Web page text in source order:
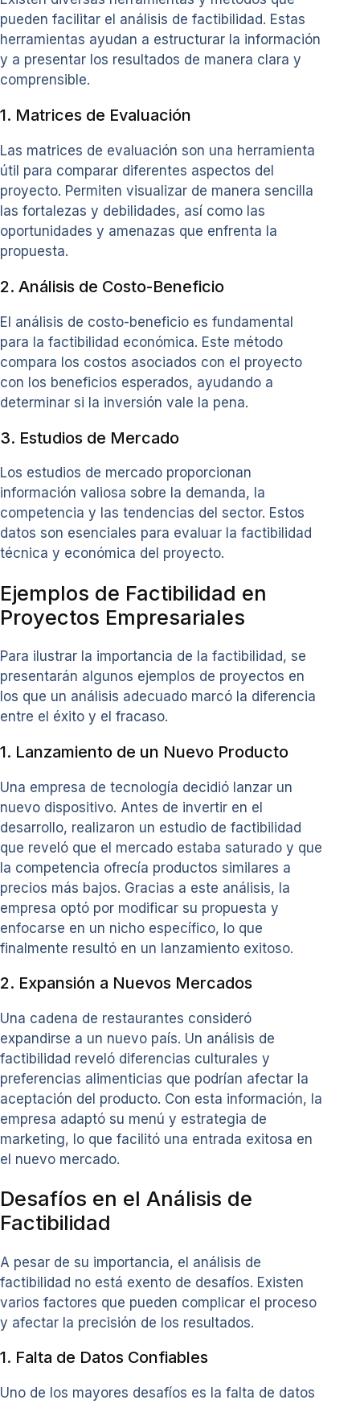
pueden facilitar el análisis de factibilidad. Estas
herramientas ayudan a estructurar la información
y a presentar los resultados de manera clara y
comprensible.
1. Matrices de Evaluación
Las matrices de evaluación son una herramienta
útil para comparar diferentes aspectos del
proyecto. Permiten visualizar de manera sencilla
las fortalezas y debilidades, así como las
oportunidades y amenazas que enfrenta la
propuesta.
2. Análisis de Costo-Beneficio
El análisis de costo-beneficio es fundamental
para la factibilidad económica. Este método
compara los costos asociados con el proyecto
con los beneficios esperados, ayudando a
determinar si la inversión vale la pena.
3. Estudios de Mercado
Los estudios de mercado proporcionan
información valiosa sobre la demanda, la
competencia y las tendencias del sector. Estos
datos son esenciales para evaluar la factibilidad
técnica y económica del proyecto.
Ejemplos de Factibilidad en
Proyectos Empresariales
Para ilustrar la importancia de la factibilidad, se
presentarán algunos ejemplos de proyectos en
los que un análisis adecuado marcó la diferencia
entre el éxito y el fracaso.
1. Lanzamiento de un Nuevo Producto
Una empresa de tecnología decidió lanzar un
nuevo dispositivo. Antes de invertir en el
desarrollo, realizaron un estudio de factibilidad
que reveló que el mercado estaba saturado y que
la competencia ofrecía productos similares a
precios más bajos. Gracias a este análisis, la
empresa optó por modificar su propuesta y
enfocarse en un nicho específico, lo que
finalmente resultó en un lanzamiento exitoso.
2. Expansión a Nuevos Mercados
Una cadena de restaurantes consideró
expandirse a un nuevo país. Un análisis de
factibilidad reveló diferencias culturales y
preferencias alimenticias que podrían afectar la
aceptación del producto. Con esta información, la
empresa adaptó su menú y estrategia de
marketing, lo que facilitó una entrada exitosa en
el nuevo mercado.
Desafíos en el Análisis de
Factibilidad
A pesar de su importancia, el análisis de
factibilidad no está exento de desafíos. Existen
varios factores que pueden complicar el proceso
y afectar la precisión de los resultados.
1. Falta de Datos Confiables
Uno de los mayores desafíos es la falta de datos